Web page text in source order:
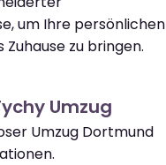
um Ihre persönlichen
Zuhause zu bringen.
Umzug
Umzug Dortmund